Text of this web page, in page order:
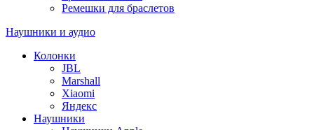
Ремешки для браслетов
Наушники и аудио
Колонки
JBL
Marshall
Xiaomi
Яндекс
Наушники